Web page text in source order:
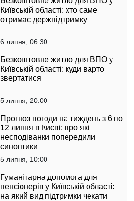
Київській області: хто саме
отримає держпідтримку
6 липня, 06:30
Безкоштовне житло для ВПО у
Київській області: куди варто
звертатися
5 липня, 20:00
Прогноз погоди на тиждень з 6 по
12 липня в Києві: про які
несподіванки попередили
синоптики
5 липня, 10:00
Гуманітарна допомога для
пенсіонерів у Київській області:
на який вид підтримки чекати